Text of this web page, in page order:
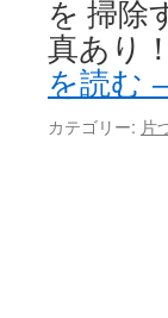
を 掃除
真あ
を読む
カテゴリー: 片